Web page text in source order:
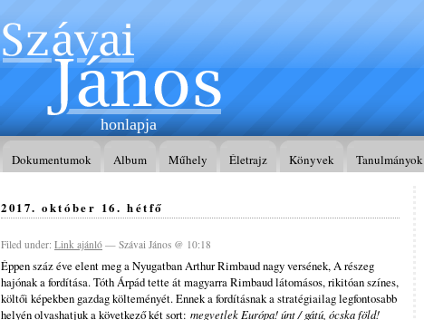
honlapja
Dokumentumok Album Műhely Életrajz Könyvek Tanulmányok
2017. október 16. hétfő
Filed under: Link ajánló — Szávai János @ 10:18
Éppen száz éve elent meg a Nyugatban Arthur Rimbaud nagy versének, A részeg
hajónak a fordítása. Tóth Árpád tette át magyarra Rimbaud látomásos, rikitóan színes,
költői képekben gazdag költeményét. Ennek a fordításnak a stratégiailag legfontosabb
helyén olvashatjuk a következő két sort: megvetlek Európa! únt / gátú, ócska föld!